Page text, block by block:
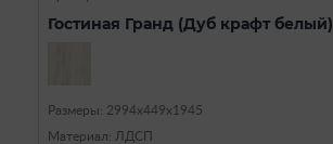
Гостиная Гранд (Дуб крафт белый)
Размеры: 2994х449х1945
Материал: ЛДСП